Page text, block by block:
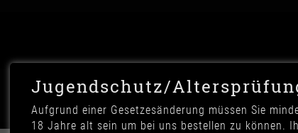
Jugendschutz/
Aufgrund einer Gesetzesänderung müssen Sie
18 Jahre alt sein um bei uns bestellen zu können.